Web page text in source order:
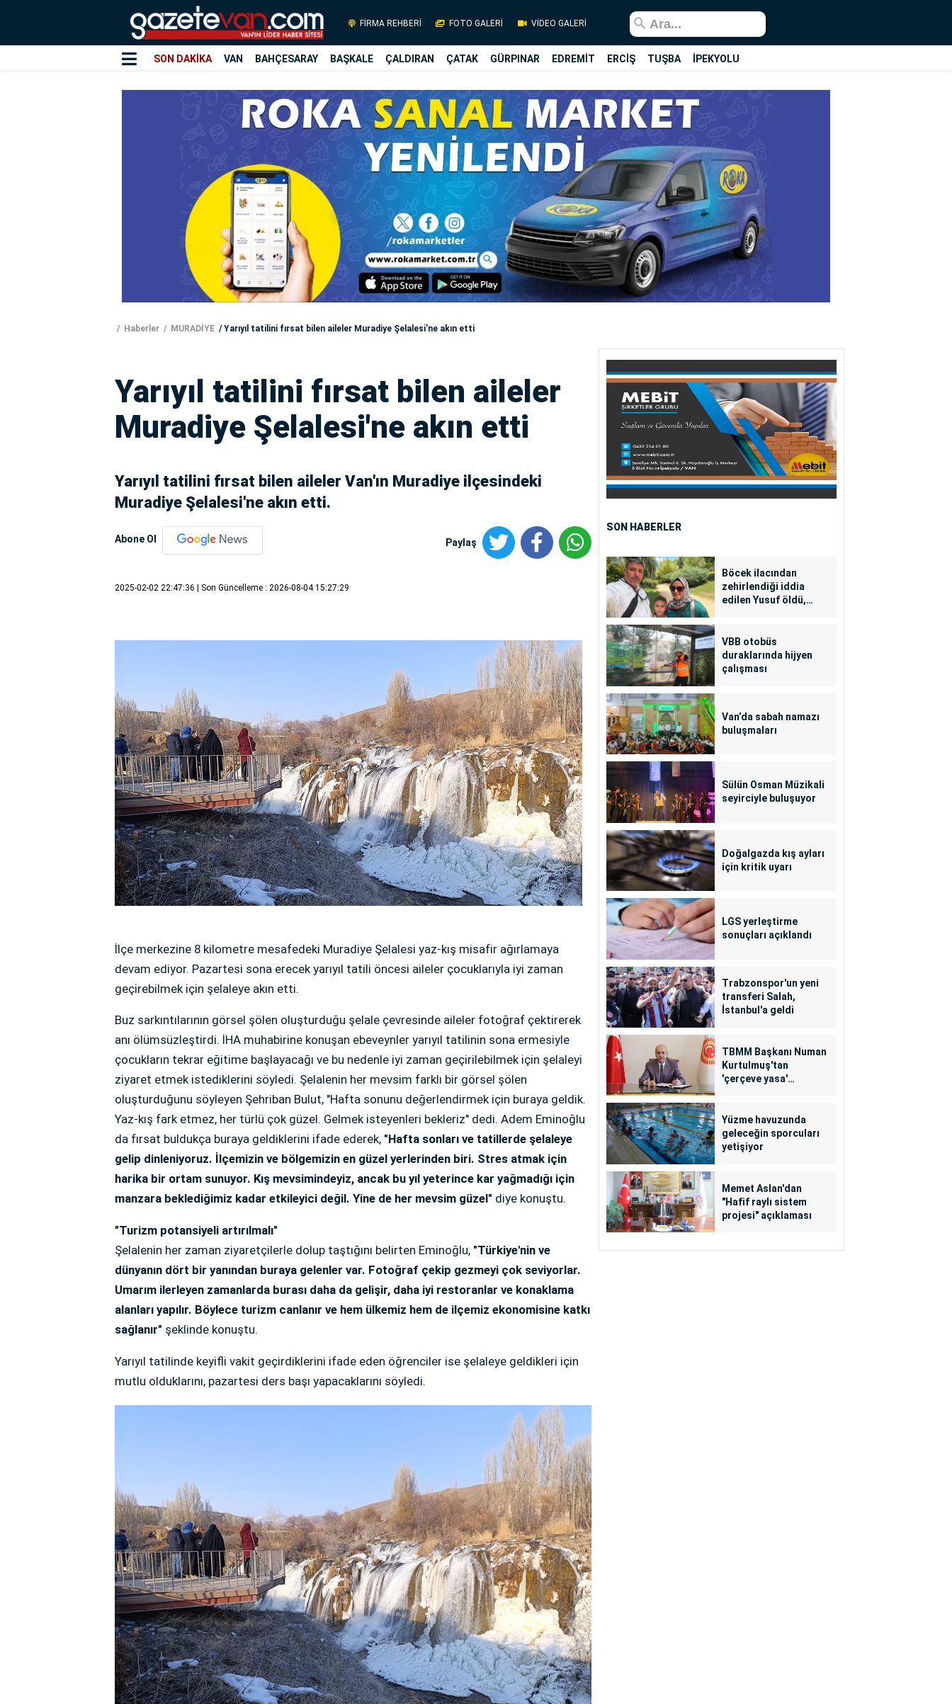
FİRMA REHBERİ FOTO GALERİ VİDEO GALERİ
SON DAKİKA VAN BAHÇESARAY BAŞKALE ÇALDIRAN ÇATAK GÜRPINAR EDREMİT ERCİŞ TUŞBA İPEKYOLU
Haberler MURADİYE Yarıyıl tatilini fırsat bilen aileler Muradiye Şelalesi'ne akın etti
Yarıyıl tatilini fırsat bilen aileler
Muradiye Şelalesi'ne akın etti
Yarıyıl tatilini fırsat bilen aileler Van'ın Muradiye ilçesindeki
Muradiye Şelalesi'ne akın etti.
Abone Ol Paylaş
2025-02-02 22:47:36 | Son Güncelleme : 2026-08-04 15:27:29
İlçe merkezine 8 kilometre mesafedeki Muradiye Şelalesi yaz-kış misafir ağırlamaya
devam ediyor. Pazartesi sona erecek yarıyıl tatili öncesi aileler çocuklarıyla iyi zaman
geçirebilmek için şelaleye akın etti.
Buz sarkıntılarının görsel şölen oluşturduğu şelale çevresinde aileler fotoğraf çektirerek
anı ölümsüzleştirdi. İHA muhabirine konuşan ebeveynler yarıyıl tatilinin sona ermesiyle
çocukların tekrar eğitime başlayacağı ve bu nedenle iyi zaman geçirilebilmek için şelaleyi
ziyaret etmek istediklerini söyledi. Şelalenin her mevsim farklı bir görsel şölen
oluşturduğunu söyleyen Şehriban Bulut, "Hafta sonunu değerlendirmek için buraya geldik.
Yaz-kış fark etmez, her türlü çok güzel. Gelmek isteyenleri bekleriz" dedi. Adem Eminoğlu
da fırsat buldukça buraya geldiklerini ifade ederek, "Hafta sonları ve tatillerde şelaleye
gelip dinleniyoruz. İlçemizin ve bölgemizin en güzel yerlerinden biri. Stres atmak için
harika bir ortam sunuyor. Kış mevsimindeyiz, ancak bu yıl yeterince kar yağmadığı için
manzara beklediğimiz kadar etkileyici değil. Yine de her mevsim güzel" diye konuştu.
"Turizm potansiyeli artırılmalı"
Şelalenin her zaman ziyaretçilerle dolup taştığını belirten Eminoğlu, "Türkiye'nin ve
dünyanın dört bir yanından buraya gelenler var. Fotoğraf çekip gezmeyi çok seviyorlar.
Umarım ilerleyen zamanlarda burası daha da gelişir, daha iyi restoranlar ve konaklama
alanları yapılır. Böylece turizm canlanır ve hem ülkemiz hem de ilçemiz ekonomisine katkı
sağlanır" şeklinde konuştu.
Yarıyıl tatilinde keyifli vakit geçirdiklerini ifade eden öğrenciler ise şelaleye geldikleri için
mutlu olduklarını, pazartesi ders başı yapacaklarını söyledi.
SON HABERLER
Böcek ilacından
zehirlendiği iddia
edilen Yusuf öldü,
VBB otobüs
duraklarında hijyen
çalışması
Van’da sabah namazı
buluşmaları
Sülün Osman Müzikali
seyirciyle buluşuyor
Doğalgazda kış ayları
için kritik uyarı
LGS yerleştirme
sonuçları açıklandı
Trabzonspor'un yeni
transferi Salah,
İstanbul'a geldi
TBMM Başkanı Numan
Kurtulmuş'tan
'çerçeve yasa'
Yüzme havuzunda
geleceğin sporcuları
yetişiyor
Memet Aslan'dan
"Hafif raylı sistem
projesi" açıklaması